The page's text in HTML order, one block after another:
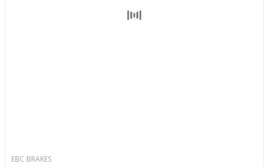
EBC BRAKES